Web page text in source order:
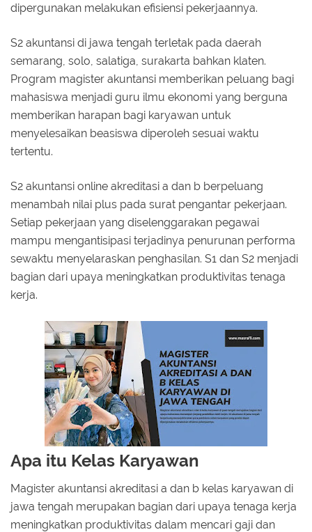
dipergunakan melakukan efisiensi pekerjaannya.
S2 akuntansi di jawa tengah terletak pada daerah
semarang, solo, salatiga, surakarta bahkan klaten.
Program magister akuntansi memberikan peluang bagi
mahasiswa menjadi guru ilmu ekonomi yang berguna
memberikan harapan bagi karyawan untuk
menyelesaikan beasiswa diperoleh sesuai waktu
tertentu.
S2 akuntansi online akreditasi a dan b berpeluang
menambah nilai plus pada surat pengantar pekerjaan.
Setiap pekerjaan yang diselenggarakan pegawai
mampu mengantisipasi terjadinya penurunan performa
sewaktu menyelaraskan penghasilan. S1 dan S2 menjadi
bagian dari upaya meningkatkan produktivitas tenaga
kerja.
Apa itu Kelas Karyawan
Magister akuntansi akreditasi a dan b kelas karyawan di
jawa tengah merupakan bagian dari upaya tenaga kerja
meningkatkan produktivitas dalam mencari gaji dan